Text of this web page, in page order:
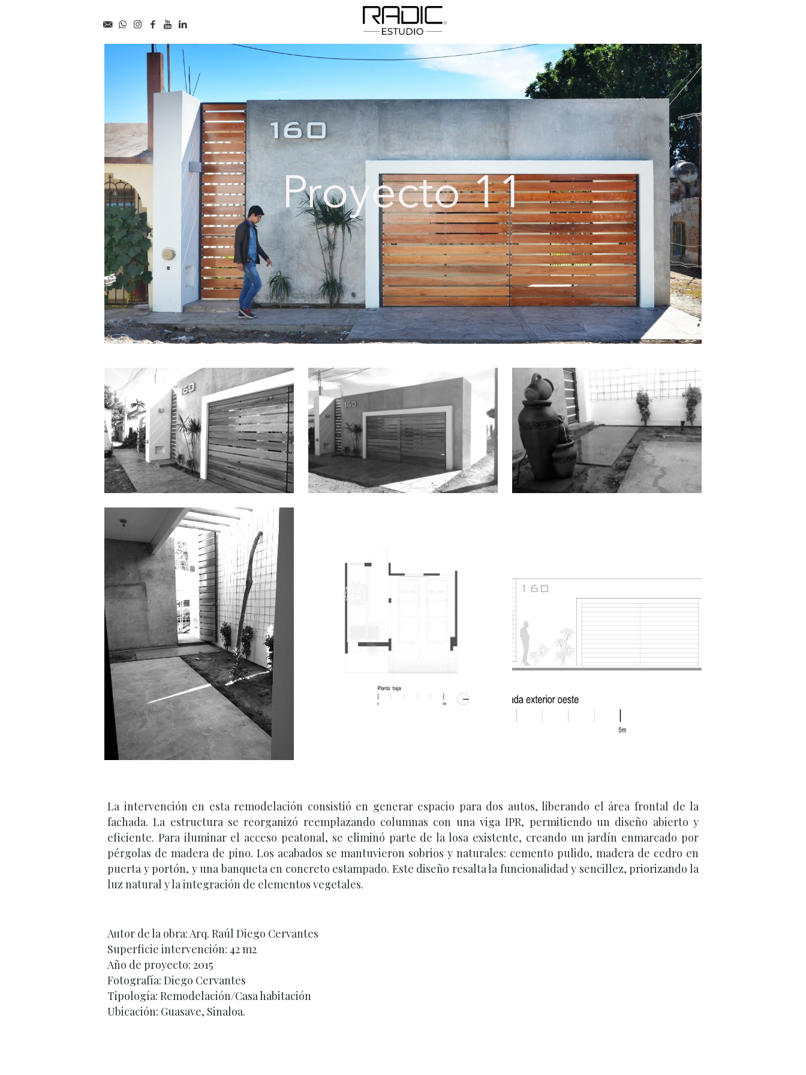
La intervención en esta remodelación consistió en generar espacio para dos autos, liberando el área frontal de la
fachada. La estructura se reorganizó reemplazando columnas con una viga IPR, permitiendo un diseño abierto y
eficiente. Para iluminar el acceso peatonal, se eliminó parte de la losa existente, creando un jardín enmarcado por
pérgolas de madera de pino. Los acabados se mantuvieron sobrios y naturales: cemento pulido, madera de cedro en
puerta y portón, y una banqueta en concreto estampado. Este diseño resalta la funcionalidad y sencillez, priorizando la
luz natural y la integración de elementos vegetales.
Autor de la obra: Arq. Raúl Diego Cervantes
Superficie intervención: 42 m2
Año de proyecto: 2015
Fotografía: Diego Cervantes
Tipología: Remodelación/Casa habitación
Ubicación: Guasave, Sinaloa.